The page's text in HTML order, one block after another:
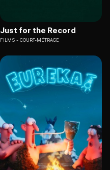
Just for the Record
FILMS COURT-MÉTRAGE